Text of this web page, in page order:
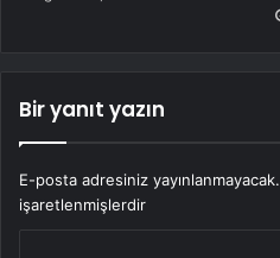
Bir yanıt yazın
E-posta adresiniz yayınlanmayacak.
işaretlenmişlerdir